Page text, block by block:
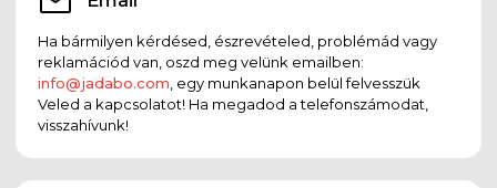
Ha bármilyen kérdésed, észrevételed, problémád vagy
reklamációd van, oszd meg velünk emailben:
info@jadabo.com , egy munkanapon belül felvesszük
Veled a kapcsolatot! Ha megadod a telefonszámodat,
visszahívunk!